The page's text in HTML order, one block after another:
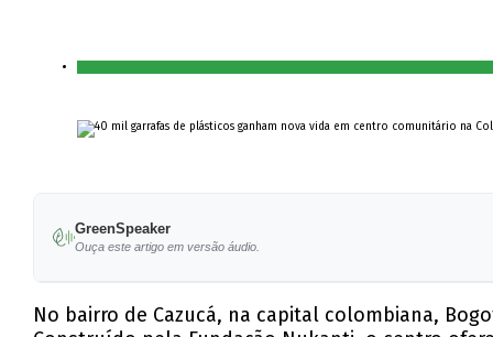
GreenSpeaker
Ouça este artigo em versão áudio.
No bairro de Cazucá, na capital colombiana,